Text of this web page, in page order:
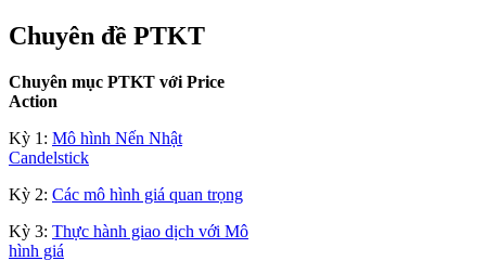
Chuyên đề PTKT
Chuyên mục PTKT với Price
Action
Kỳ 1: Mô hình Nến Nhật
Candelstick
Kỳ 2: Các mô hình giá quan trọng
Kỳ 3: Thực hành giao dịch với Mô
hình giá